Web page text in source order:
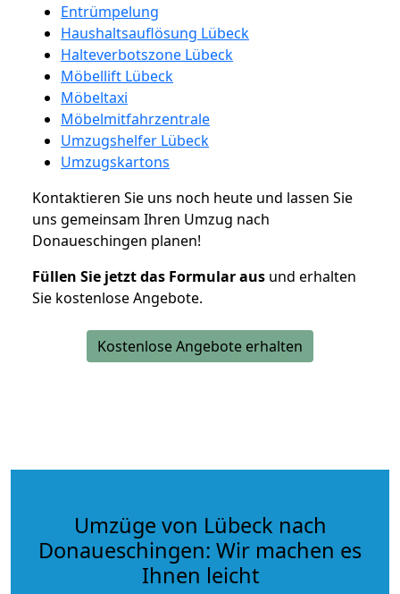
Entrümpelung
Haushaltsauflösung Lübeck
Halteverbotszone Lübeck
Möbellift Lübeck
Möbeltaxi
Möbelmitfahrzentrale
Umzugshelfer Lübeck
Umzugskartons
Kontaktieren Sie uns noch heute und lassen Sie
uns gemeinsam Ihren Umzug nach
Donaueschingen planen!
Füllen Sie jetzt das Formular aus und erhalten
Sie kostenlose Angebote.
Kostenlose Angebote erhalten
Umzüge von Lübeck nach
Donaueschingen: Wir machen es
Ihnen leicht